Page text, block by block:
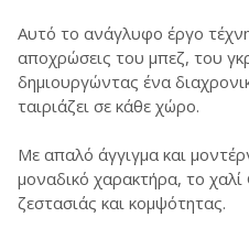
Αυτό το ανάγλυφο έργο
αποχρώσεις του µπεζ, του
δηµιουργώντας ένα
ταιριάζει σε κάθε χώρο.
Με απαλό άγγιγµα και
µοναδικό χαρακτήρα, το
ζεστασιάς και κοµψότητας.